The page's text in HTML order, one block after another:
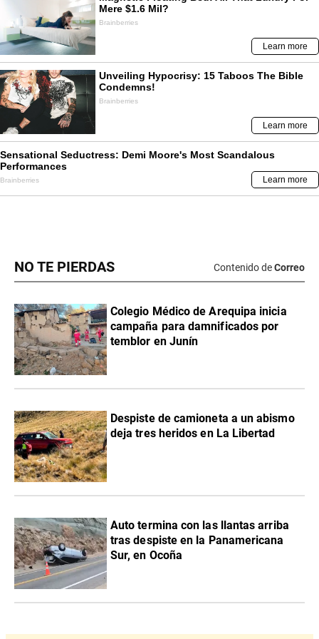
NO TE PIERDAS Contenido deCorreo
Colegio Médico de Arequipa inicia
campaña para damnificados por
temblor en Junín
Despiste de camioneta a un abismo
deja tres heridos en La Libertad
Auto termina con las llantas arriba
tras despiste en la Panamericana
Sur, en Ocoña